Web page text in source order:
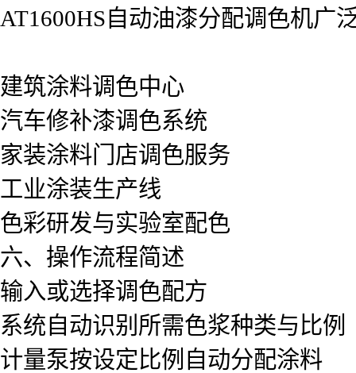
AT1600HS自动油漆分配调色机广
建筑涂料调色中心
汽车修补漆调色系统
家装涂料门店调色服务
工业涂装生产线
色彩研发与实验室配色
六、操作流程简述
输入或选择调色配方
系统自动识别所需色浆种类与比例
计量泵按设定比例自动分配涂料